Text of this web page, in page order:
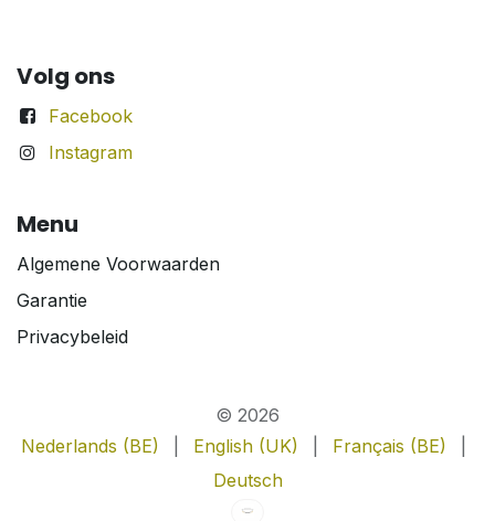
Volg ons
Facebook
Instagram
Menu
Algemene Voorwaarden
Garantie
Privacybeleid
© 2026
Nederlands (BE)
English (UK) Français (BE)
Deutsch